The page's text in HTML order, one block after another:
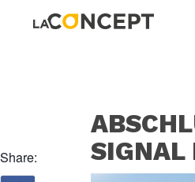
Share:
SIGNAL